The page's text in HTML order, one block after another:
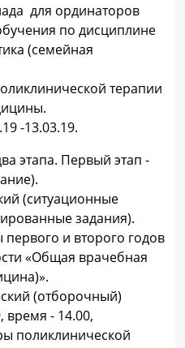
для ординаторов
по дисциплине
(семейная
терапии
-13.03.19.
этапа. Первый этап -
(ситуационные
задания).
и второго годов
«Общая врачебная
(отборочный)
время - 14.00,
поликлинической